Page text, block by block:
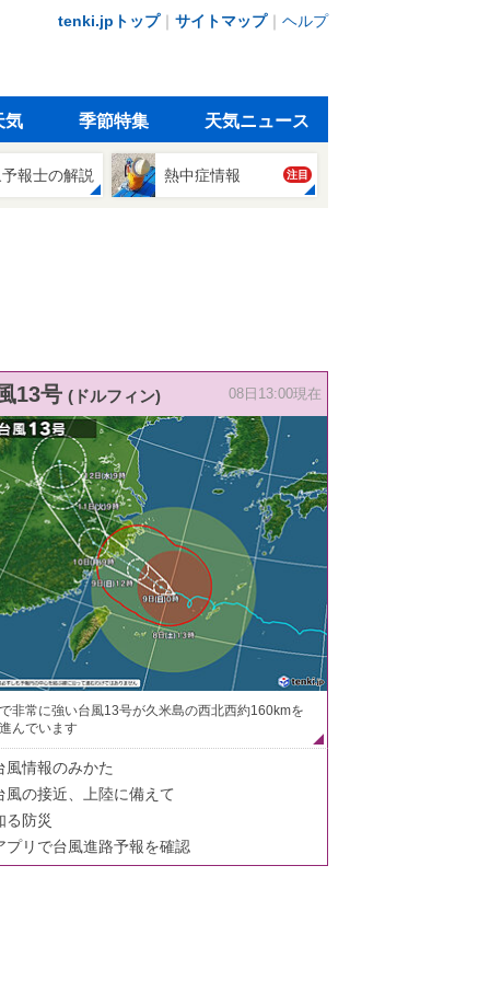
tenki.jpトップ｜ サイトマップ｜ ヘルプ
気 季節特集 天気ニュース
報士の解説 熱中症情報 注目
13号 (ドルフィン) 08日13:00現在
非常に強い台風13号が久米島の西北西約160kmを
んでいます
風情報のみかた
風の接近、上陸に備えて
る防災
プリで台風進路予報を確認